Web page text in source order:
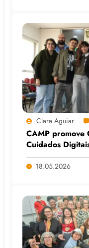
Clara Aguiar
CAMP promove
Cuidados
Big Techs e da
18.05.2026